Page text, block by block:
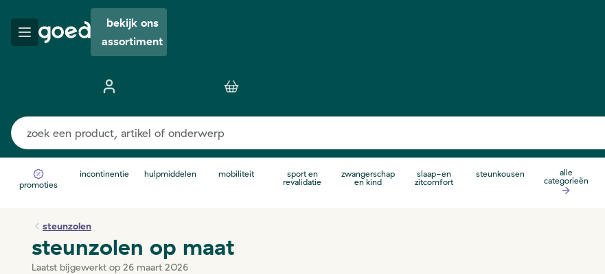
bekijk ons
assortiment
promoties
incontinentie hulpmiddelen mobiliteit
sport en
revalidatie
zwangerschap
en kind
slaap-en
zitcomfort
steunkousen
alle
categorieën
steunzolen
steunzolen op maat
Laatst bijgewerkt op 26 maart 2026